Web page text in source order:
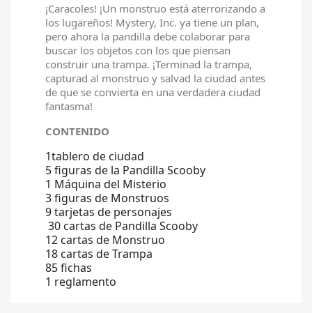
¡Caracoles! ¡Un monstruo está aterrorizando a
los lugareños! Mystery, Inc. ya tiene un plan,
pero ahora la pandilla debe colaborar para
buscar los objetos con los que piensan
construir una trampa. ¡Terminad la trampa,
capturad al monstruo y salvad la ciudad antes
de que se convierta en una verdadera ciudad
fantasma!
CONTENIDO
1tablero de ciudad
5 figuras de la Pandilla Scooby
1 Máquina del Misterio
3 figuras de Monstruos
9 tarjetas de personajes
30 cartas de Pandilla Scooby
12 cartas de Monstruo
18 cartas de Trampa
85 fichas
1 reglamento